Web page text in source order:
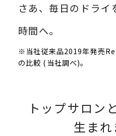
さあ、毎日のドライ
時間へ。
※当社従来品2019年発売
の比較 (当社調べ)。
トップサロン
生ま